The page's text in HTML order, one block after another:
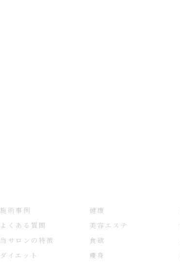
施術事例
よくある質問
当サロンの特徴
ダイエット
健康
美容エステ
食欲
痩身